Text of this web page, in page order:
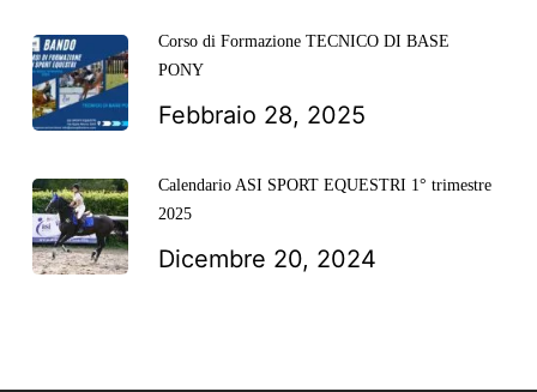
Corso di Formazione TECNICO DI BASE
PONY
Febbraio 28, 2025
Calendario ASI SPORT EQUESTRI 1° trimestre
2025
Dicembre 20, 2024